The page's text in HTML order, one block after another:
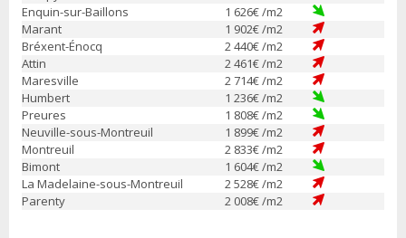
Enquin-sur-Baillons
1 626€ /m2
Marant
1 902€ /m2
Bréxent-Énocq
2 440€ /m2
Attin
2 461€ /m2
Maresville
2 714€ /m2
Humbert
1 236€ /m2
Preures
1 808€ /m2
Neuville-sous-Montreuil
1 899€ /m2
Montreuil
2 833€ /m2
Bimont
1 604€ /m2
La Madelaine-sous-Montreuil
2 528€ /m2
Parenty
2 008€ /m2